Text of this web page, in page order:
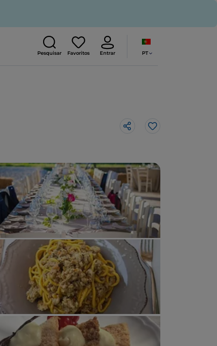
Pesquisar Favoritos Entrar PT
Gosto